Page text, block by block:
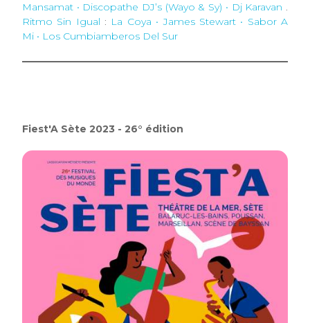
Mansamat • Discopathe DJ’s (Wayo & Sy) • Dj Karavan .
Ritmo Sin Igual : La Coya • James Stewart • Sabor A
Mi • Los Cumbiamberos Del Sur
Fiest'A Sète 2023 - 26° édition